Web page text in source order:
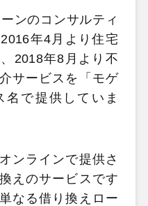
ンのコンサルティ
年4月より住宅
2018年8月より不
サービスを「モゲ
名で提供していま
ンラインで提供さ
えのサービスです
なる借り換えロー